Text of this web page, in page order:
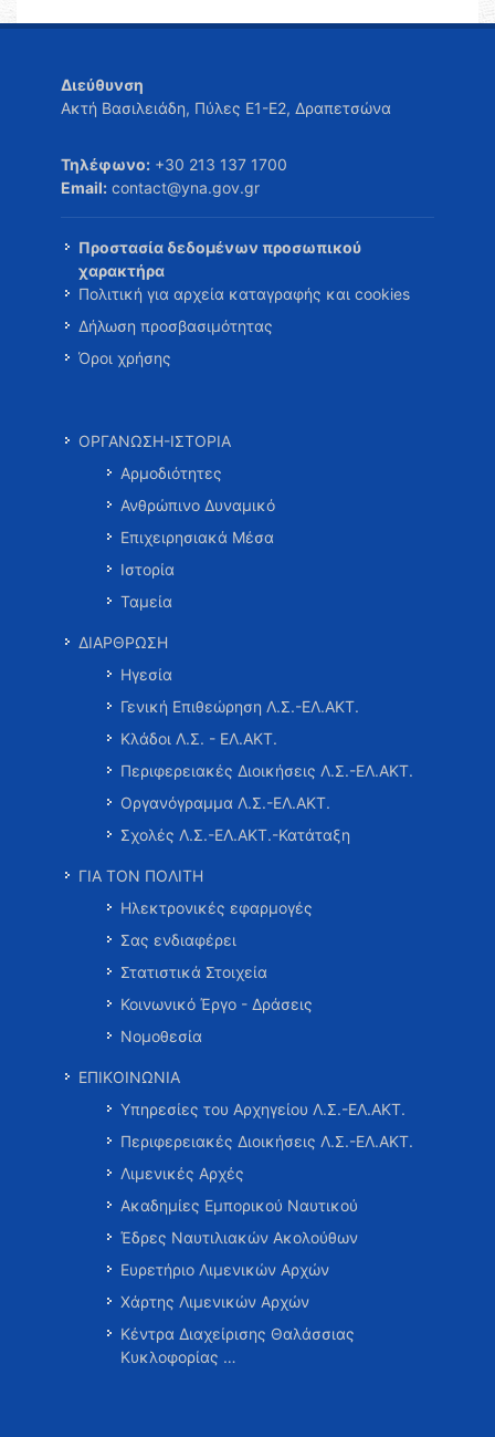
Διεύθυνση
Ακτή Βασιλειάδη, Πύλες Ε1-Ε2, Δραπετσώνα
Τηλέφωνο: +30 213 137 1700
Email: contact@yna.gov.gr
Προστασία δεδομένων προσωπικού
χαρακτήρα
Πολιτική για αρχεία καταγραφής και cookies
Δήλωση προσβασιμότητας
Όροι χρήσης
ΟΡΓΑΝΩΣΗ-ΙΣΤΟΡΙΑ
Αρμοδιότητες
Ανθρώπινο Δυναμικό
Επιχειρησιακά Μέσα
Ιστορία
Ταμεία
ΔΙΑΡΘΡΩΣΗ
Ηγεσία
Γενική Επιθεώρηση Λ.Σ.-ΕΛ.ΑΚΤ.
Κλάδοι Λ.Σ. - ΕΛ.ΑΚΤ.
Περιφερειακές Διοικήσεις Λ.Σ.-ΕΛ.ΑΚΤ.
Οργανόγραμμα Λ.Σ.-ΕΛ.ΑΚΤ.
Σχολές Λ.Σ.-ΕΛ.ΑΚΤ.-Κατάταξη
ΓΙΑ ΤΟΝ ΠΟΛΙΤΗ
Ηλεκτρονικές εφαρμογές
Σας ενδιαφέρει
Στατιστικά Στοιχεία
Κοινωνικό Έργο - Δράσεις
Νομοθεσία
ΕΠΙΚΟΙΝΩΝΙΑ
Υπηρεσίες του Αρχηγείου Λ.Σ.-ΕΛ.ΑΚΤ.
Περιφερειακές Διοικήσεις Λ.Σ.-ΕΛ.ΑΚΤ.
Λιμενικές Αρχές
Ακαδημίες Εμπορικού Ναυτικού
Έδρες Ναυτιλιακών Ακολούθων
Ευρετήριο Λιμενικών Αρχών
Χάρτης Λιμενικών Αρχών
Κέντρα Διαχείρισης Θαλάσσιας
Κυκλοφορίας …